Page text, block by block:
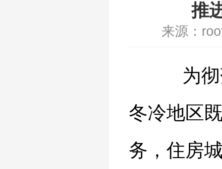
推
来源：
为
冬冷地区
务，住房